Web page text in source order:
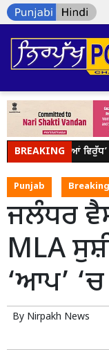
BREAKING
ਯੁੱਧ ਨਸ਼ਿਆਂ ਵਿਰੁੱਧ’
Punjab
ਜਲੰਧਰ
MLA
‘ਆਪ’
By Nirpakh News